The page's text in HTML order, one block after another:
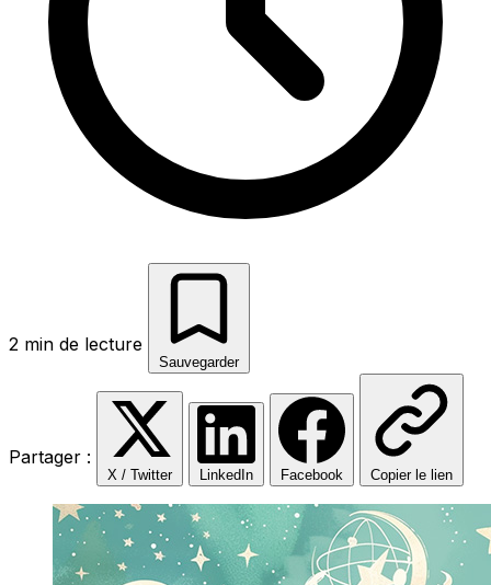
2 min de lecture
Sauvegarder
Partager :
X / Twitter LinkedIn Facebook Copier le lien